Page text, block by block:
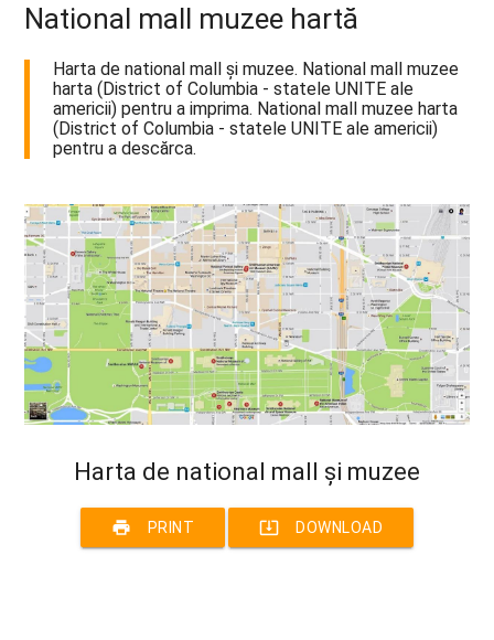
National mall muzee hartă
Harta de national mall și muzee. National mall muzee
harta (District of Columbia - statele UNITE ale
americii) pentru a imprima. National mall muzee harta
(District of Columbia - statele UNITE ale americii)
pentru a descărca.
Harta de national mall și muzee
print PRINT system_update_alt DOWNLOAD